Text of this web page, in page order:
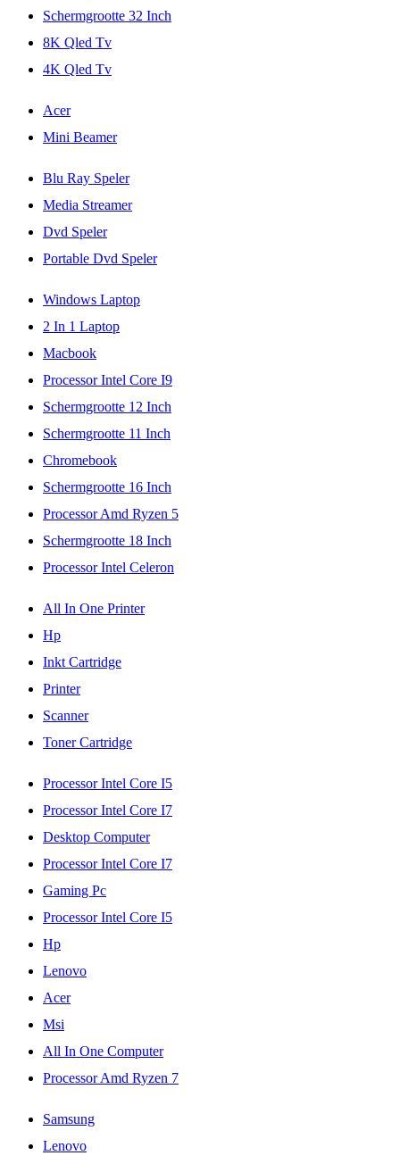
Schermgrootte 32 Inch
8K Qled Tv
4K Qled Tv
Acer
Mini Beamer
Blu Ray Speler
Media Streamer
Dvd Speler
Portable Dvd Speler
Windows Laptop
2 In 1 Laptop
Macbook
Processor Intel Core I9
Schermgrootte 12 Inch
Schermgrootte 11 Inch
Chromebook
Schermgrootte 16 Inch
Processor Amd Ryzen 5
Schermgrootte 18 Inch
Processor Intel Celeron
All In One Printer
Hp
Inkt Cartridge
Printer
Scanner
Toner Cartridge
Processor Intel Core I5
Processor Intel Core I7
Desktop Computer
Processor Intel Core I7
Gaming Pc
Processor Intel Core I5
Hp
Lenovo
Acer
Msi
All In One Computer
Processor Amd Ryzen 7
Samsung
Lenovo